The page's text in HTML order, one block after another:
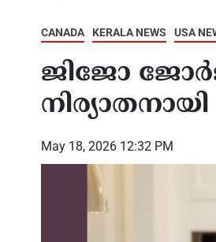
CANADA KERALA NEWS USA
ജിജോ
നിര്യാതനായി
May 18, 2026 12:32 PM
മേഖലയിലെ സുരക്ഷ
പ്രദേശവാസികളായ